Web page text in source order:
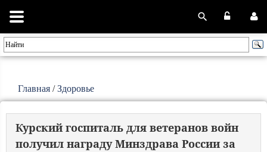
Главная /Здоровье
Курский госпиталь для ветеранов войн
получил награду Минздрава России за